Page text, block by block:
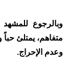
وبالرجوع
متفاهم، يمتلئ
وعدم الإحراج.